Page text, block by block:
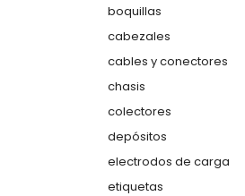
boquillas
cabezales
cables y conectores
chasis
colectores
depósitos
electrodos de carga
etiquetas